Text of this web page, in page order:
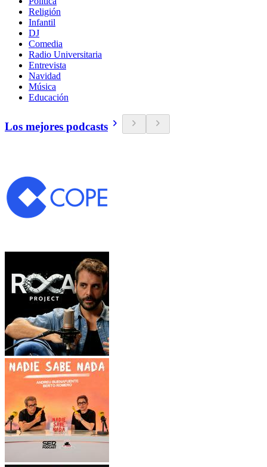
Religión
Infantil
DJ
Comedia
Radio Universitaria
Entrevista
Navidad
Música
Educación
Los mejores podcasts